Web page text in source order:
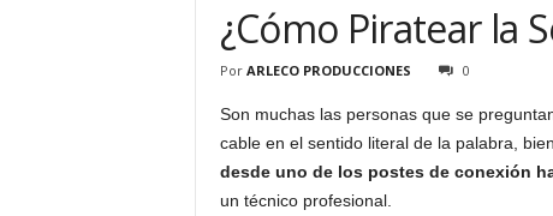
¿Cómo Piratear la
Por ARLECO PRODUCCIONES 0
Son muchas las personas que se
cable en el sentido literal de la palabra,
desde uno de los postes de conexión
un técnico profesional.